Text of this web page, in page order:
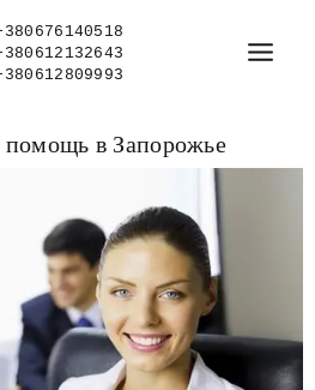
помощь в Запорожье